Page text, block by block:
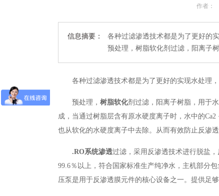
作者：
信息摘要：
各种过滤渗透技术都是为了更好的
预处理，树脂软化剂过滤，阳离子
各种过滤渗透技术都是为了更好的实现水处理
预处理 ， 树脂软化剂 过滤， 阳离子树脂，用于
成，当通过树脂层含有原水硬度离子时，水中的
也从软化的水硬度离子中去除。从而有效防止反渗
.RO系统渗透过滤， 采用反渗透技术进行脱盐
99.6％以上，符合国家标准生产纯净水，主机部分
压泵是用于反渗透膜元件的核心设备之一。提供足